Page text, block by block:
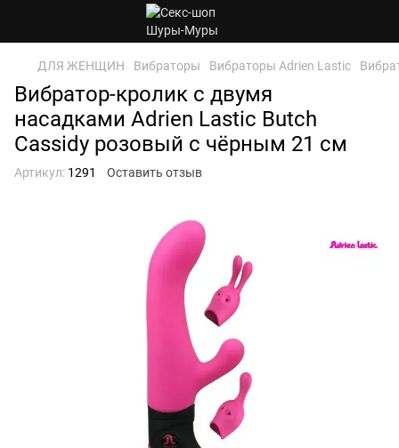
ДЛЯ ЖЕНЩИН Вибраторы Вибраторы Adrien Lastic
Вибратор-кролик с двумя
насадками Adrien Lastic Butch
Cassidy розовый с чёрным 21 см
Артикул: 1291 Оставить отзыв